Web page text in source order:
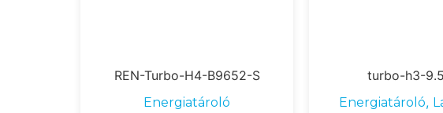
REN-Turbo-H4-B9652-S
Energiatároló
turbo-h3-
Energiatároló,